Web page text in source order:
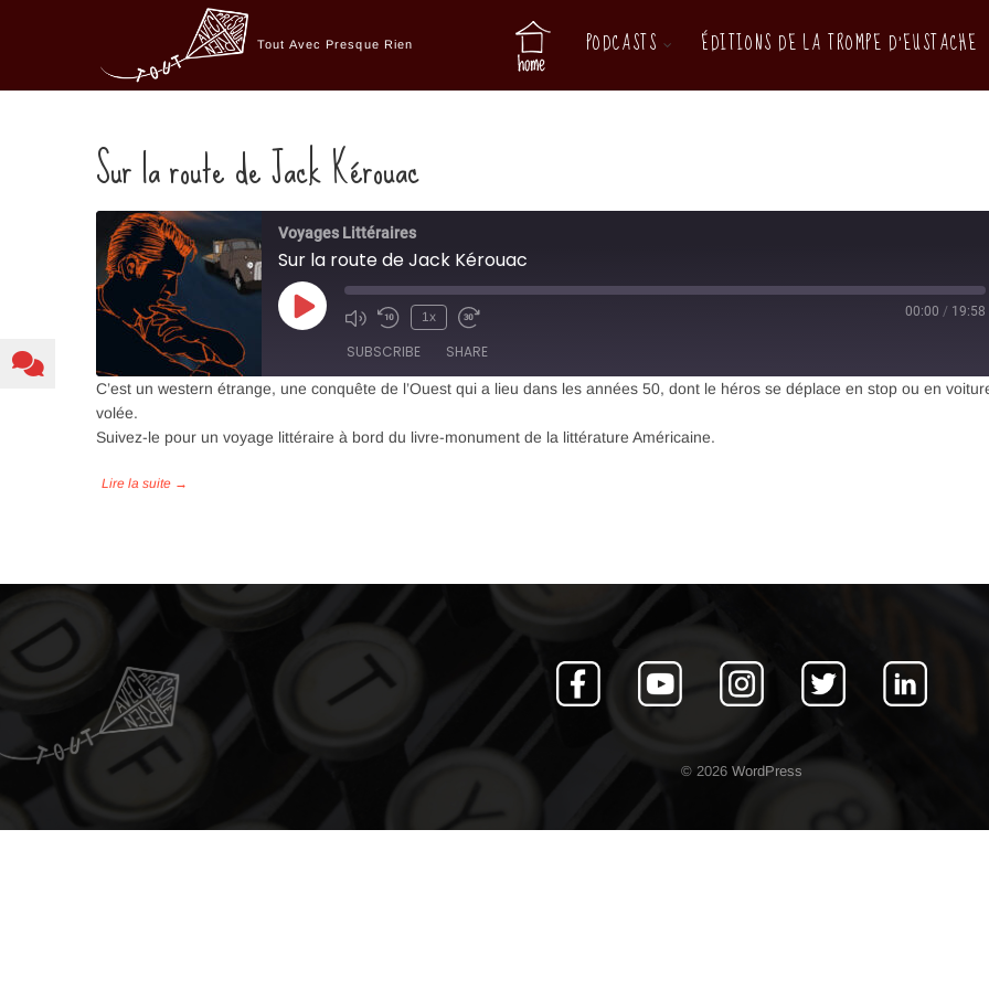
Tout Avec Presque Rien PODCASTS ÉDITIONS DE LA TROMPE D’EUSTACHE
Sur la route de Jack Kérouac
Voyages Littéraires
Sur la route de Jack Kérouac
Play
1x 00:00 / 19:58
SUBSCRIBE SHARE
RSS FEED
SHARE
C’est un western étrange, une conquête de l’Ouest qui a lieu dans les années 50, dont le héros se déplace en stop ou en
volée.
Suivez-le pour un voyage littéraire à bord du livre-monument de la littérature Américaine.
© 2026 WordPress